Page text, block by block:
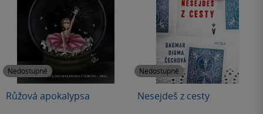
Nedostupné
Růžová apokalypsa
Nedostupné
Nesejdeš z cesty